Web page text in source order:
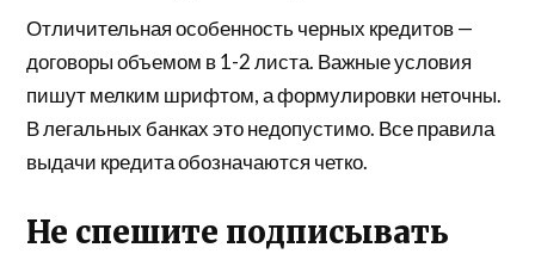
Отличительная особенность черных кредитов —
договоры объемом в 1-2 листа. Важные условия
пишут мелким шрифтом, а формулировки неточны.
В легальных банках это недопустимо. Все правила
выдачи кредита обозначаются четко.
Не спешите подписывать